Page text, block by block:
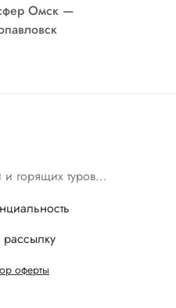
Омск —
и горящих туров…
рассылку
оферты